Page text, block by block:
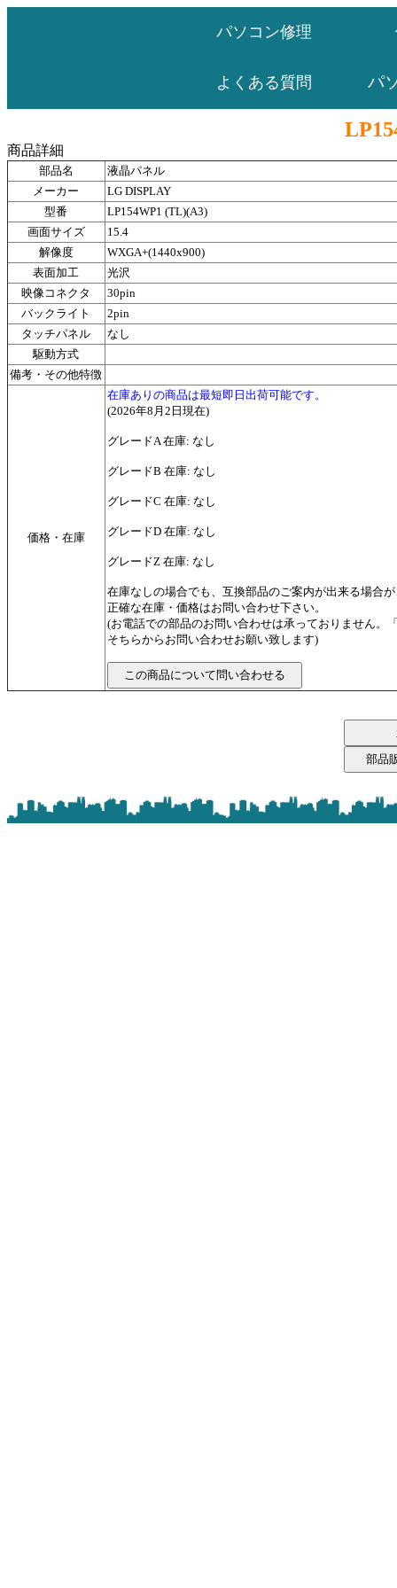
パソコン修理
よくある質問 パ
商品詳細
部品名
液晶パネル
メーカー
LG DISPLAY
型番
LP154WP1 (TL)(A3)
画面サイズ
15.4
解像度
WXGA+(1440x900)
表面加工
光沢
映像コネクタ
30pin
バックライト
2pin
タッチパネル
なし
駆動方式
備考・その他特徴
価格・在庫
在庫ありの商品は最短即日出荷可能です。
(2026年8月2日現在)
グレードA 在庫: なし
グレードB 在庫: なし
グレードC 在庫: なし
グレードD 在庫: なし
グレードZ 在庫: なし
在庫なしの場合でも、互換部品のご案内が出来る場合
正確な在庫・価格はお問い合わせ下さい。
(お電話での部品のお問い合わせは承っておりません。
そちらからお問い合わせお願い致します)